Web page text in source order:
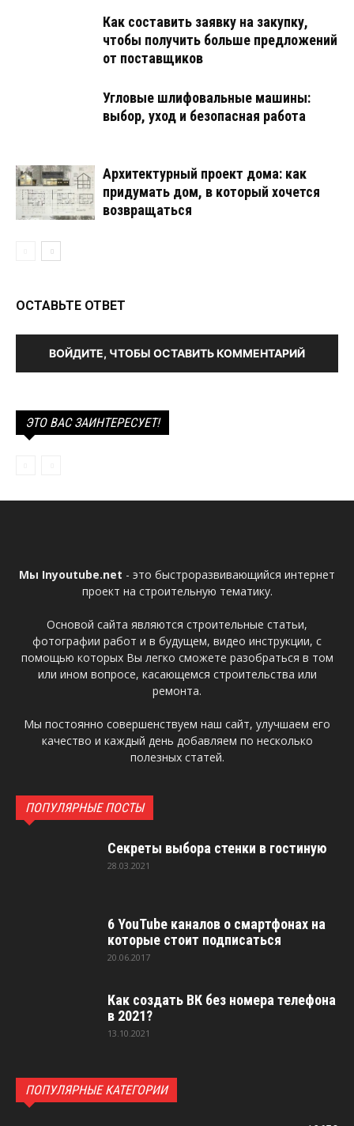
Как составить заявку на закупку,
чтобы получить больше предложений
от поставщиков
Угловые шлифовальные машины:
выбор, уход и безопасная работа
Архитектурный проект дома: как
придумать дом, в который хочется
возвращаться
ОСТАВЬТЕ ОТВЕТ
ВОЙДИТЕ, ЧТОБЫ ОСТАВИТЬ КОММЕНТАРИЙ
ЭТО ВАС ЗАИНТЕРЕСУЕТ!
Мы Inyoutube.net - это быстроразвивающийся интернет
проект на строительную тематику.
Основой сайта являются строительные статьи,
фотографии работ и в будущем, видео инструкции, с
помощью которых Вы легко сможете разобраться в том
или ином вопросе, касающемся строительства или
ремонта.
Мы постоянно совершенствуем наш сайт, улучшаем его
качество и каждый день добавляем по несколько
полезных статей.
ПОПУЛЯРНЫЕ ПОСТЫ
Секреты выбора стенки в гостиную
28.03.2021
6 YouTube каналов о смартфонах на
которые стоит подписаться
20.06.2017
Как создать ВК без номера телефона
в 2021?
13.10.2021
ПОПУЛЯРНЫЕ КАТЕГОРИИ